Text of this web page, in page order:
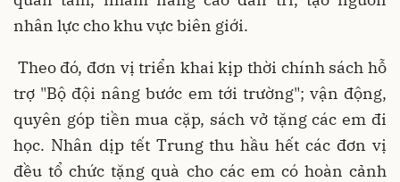
nhân lực cho khu vực biên giới.
Theo đó, đơn vị triển khai kịp thời chính sách hỗ
trợ "Bộ đội nâng bước em tới trường"; vận động,
quyên góp tiền mua cặp, sách vở tặng các em đi
học. Nhân dịp tết Trung thu hầu hết các đơn vị
đều tổ chức tặng quà cho các em có hoàn cảnh